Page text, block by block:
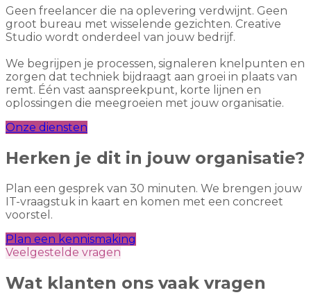
Geen freelancer die na oplevering verdwijnt. Geen
groot bureau met wisselende gezichten. Creative
Studio wordt onderdeel van jouw bedrijf.
We begrijpen je processen, signaleren knelpunten en
zorgen dat techniek bijdraagt aan groei in plaats van
remt. Één vast aanspreekpunt, korte lijnen en
oplossingen die meegroeien met jouw organisatie.
Onze diensten
Herken je dit in jouw organisatie?
Plan een gesprek van 30 minuten. We brengen jouw
IT-vraagstuk in kaart en komen met een concreet
voorstel.
Plan een kennismaking
Veelgestelde vragen
Wat klanten ons vaak vragen